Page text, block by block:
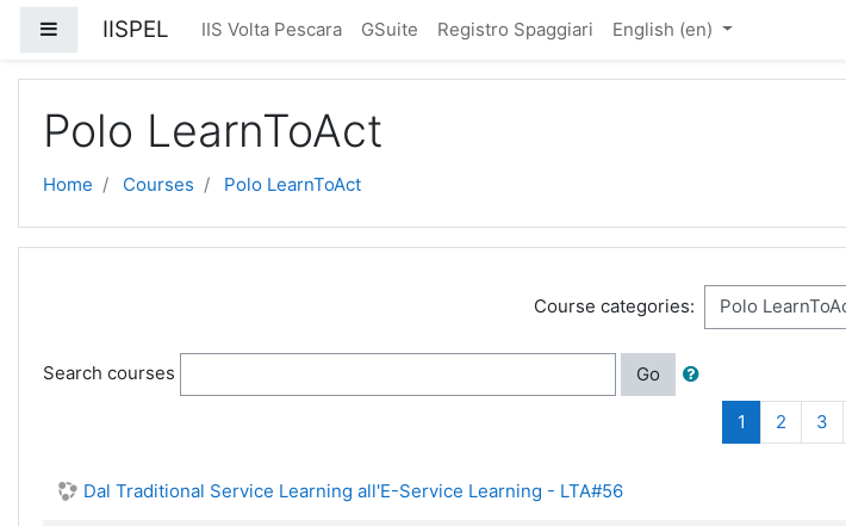
Side panel
IISPEL IIS Volta Pescara GSuite Registro Spaggiari English ‎(en)‎
Polo LearnToAct
Home Courses Polo LearnToAct
Course categories:
Search courses Go
1 (current)
2 3
Dal Traditional Service Learning all'E-Service Learning - LTA#56